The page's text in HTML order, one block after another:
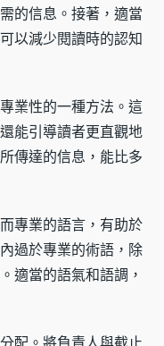
的信息。接著，適當
以減少閱讀時的認知
業性的一種方法。這
能引導讀者更直觀地
傳達的信息，能比多
專業的語言，有助於
過於專業的術語，除
適當的語氣和語調，